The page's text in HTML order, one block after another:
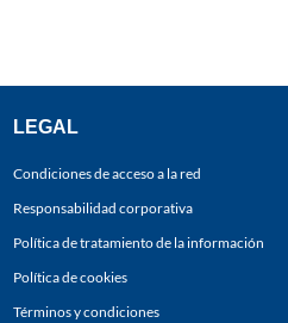
LEGAL
Condiciones de acceso a la red
Responsabilidad corporativa
Política de tratamiento de la información
Política de cookies
Términos y condiciones